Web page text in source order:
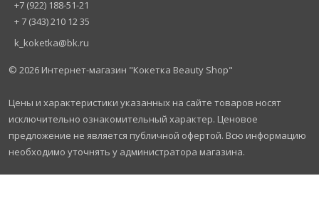
+7 (922) 188-51-21
+ 7 (343) 210 12 35
k_koketka@bk.ru
© 2026 Интернет-магазин "Кокетка Beauty Shop"
Цены и характеристики указанных на сайте товаров носят
исключительно ознакомительный характер. Ценовое
предложение не является публичной офертой. Всю информацию
необходимо уточнять у администратора магазина.